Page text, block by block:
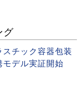
グ
チック容器包装
モデル実証開始